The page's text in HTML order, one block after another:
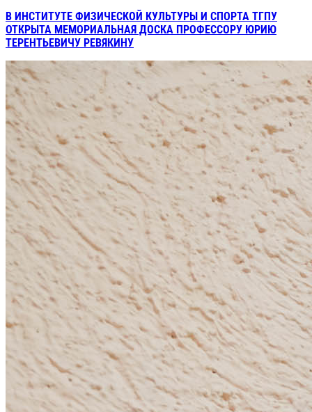
В ИНСТИТУТЕ ФИЗИЧЕСКОЙ КУЛЬТУРЫ И СПОРТА ТГПУ
ОТКРЫТА МЕМОРИАЛЬНАЯ ДОСКА ПРОФЕССОРУ ЮРИЮ
ТЕРЕНТЬЕВИЧУ РЕВЯКИНУ